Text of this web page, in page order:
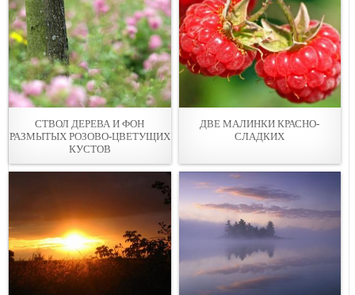
СТВОЛ ДЕРЕВА И ФОН
РАЗМЫТЫХ РОЗОВО-ЦВЕТУЩИХ
КУСТОВ
ДВЕ МАЛИНКИ КРАСНО-
СЛАДКИХ